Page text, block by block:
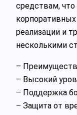
средствам,
реализации и
несколькими
–
– Высокий
– Поддержка
– Защита от